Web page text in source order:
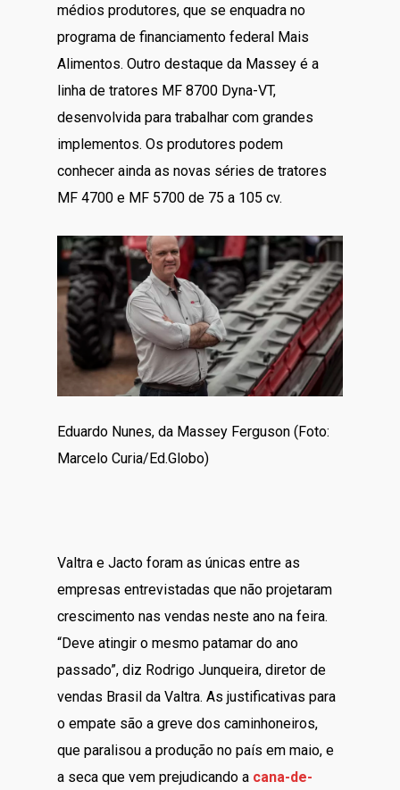
médios produtores, que se enquadra no
programa de financiamento federal Mais
Alimentos. Outro destaque da Massey é a
linha de tratores MF 8700 Dyna-VT,
desenvolvida para trabalhar com grandes
implementos. Os produtores podem
conhecer ainda as novas séries de tratores
MF 4700 e MF 5700 de 75 a 105 cv.
Eduardo Nunes, da Massey Ferguson (Foto:
Marcelo Curia/Ed.Globo)
Valtra e Jacto foram as únicas entre as
empresas entrevistadas que não projetaram
crescimento nas vendas neste ano na feira.
“Deve atingir o mesmo patamar do ano
passado”, diz Rodrigo Junqueira, diretor de
vendas Brasil da Valtra. As justificativas para
o empate são a greve dos caminhoneiros,
que paralisou a produção no país em maio, e
a seca que vem prejudicando a cana-de-